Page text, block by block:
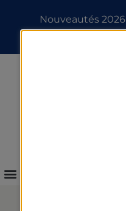
Nouveautés 2026